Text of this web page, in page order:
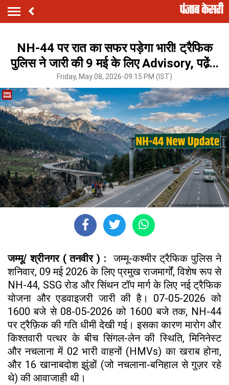
NH-44 पर रात का सफर पड़ेगा भारी! ट्रैफिक
पुलिस ने जारी की 9 मई के लिए Advisory, पढे़ं...
Friday, May 08, 2026-09:15 PM (IST)
जम्मू/ श्रीनगर ( तनवीर ) :जम्मू-कश्मीर ट्रैफिक पुलिस ने
शनिवार, 09 मई 2026 के लिए प्रमुख राजमार्गों, विशेष रूप से
NH-44, SSG रोड और सिंथन टॉप मार्ग के लिए नई ट्रैफिक
योजना और एडवाइजरी जारी की है। 07-05-2026 को
1600 बजे से 08-05-2026 को 1600 बजे तक, NH-44
पर ट्रैफ़िक की गति धीमी देखी गई। इसका कारण मारोग और
किश्तवारी पत्थर के बीच सिंगल-लेन की स्थिति, मिनिनेस्ट
और नचलाना में 02 भारी वाहनों (HMVs) का खराब होना,
और 16 खानाबदोश झुंडों (जो नचलाना-बनिहाल से गुज़र रहे
थे) की आवाजाही थी।